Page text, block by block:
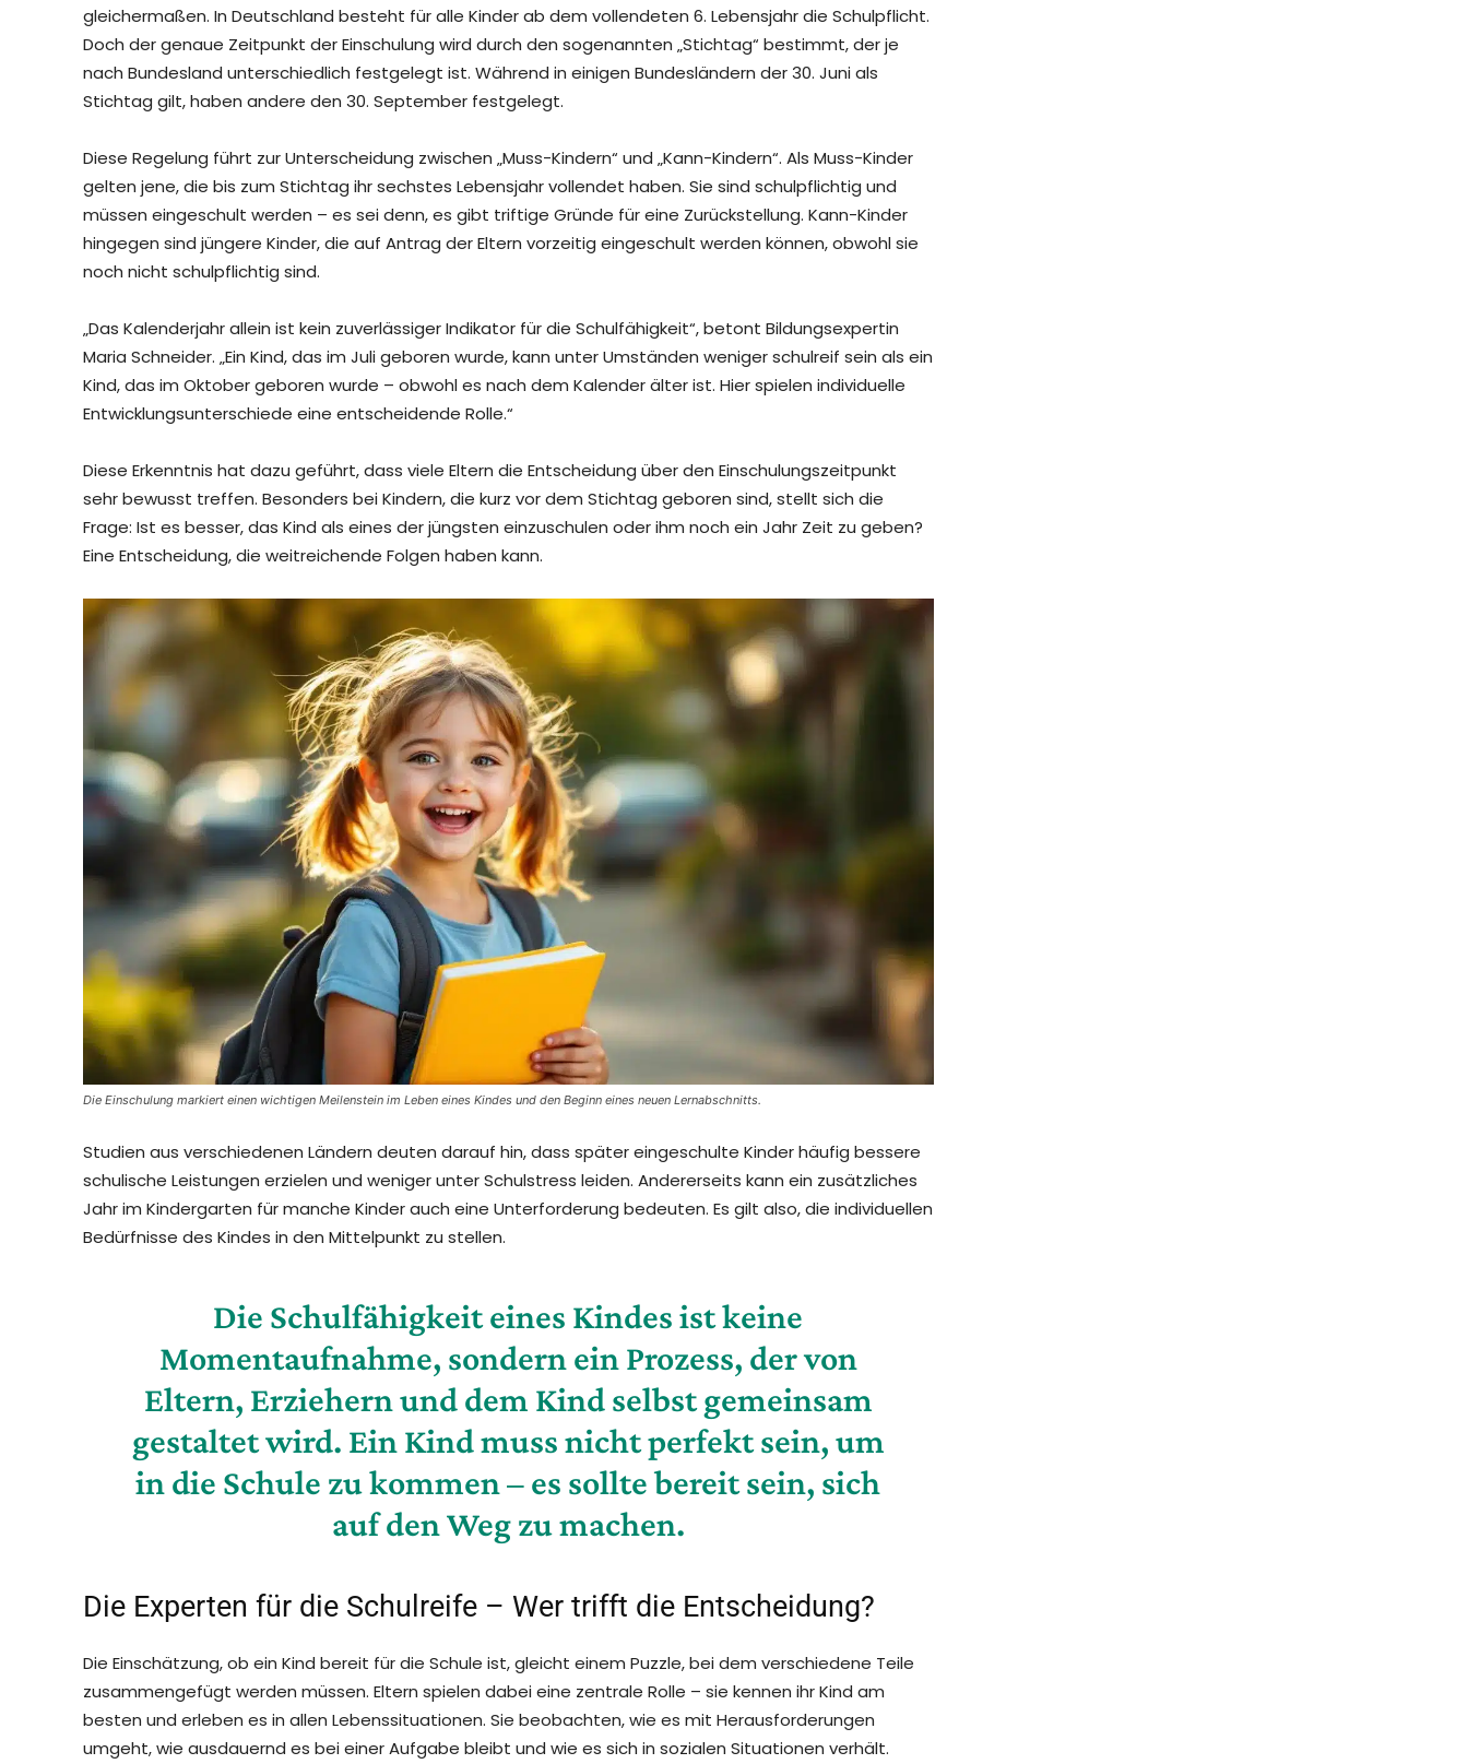
gleichermaßen. In Deutschland besteht für alle Kinder ab dem vollendeten 6. Lebensjahr die Schulpflicht.
Doch der genaue Zeitpunkt der Einschulung wird durch den sogenannten „Stichtag“ bestimmt, der je
nach Bundesland unterschiedlich festgelegt ist. Während in einigen Bundesländern der 30. Juni als
Stichtag gilt, haben andere den 30. September festgelegt.
Diese Regelung führt zur Unterscheidung zwischen „Muss-Kindern“ und „Kann-Kindern“. Als Muss-Kinder
gelten jene, die bis zum Stichtag ihr sechstes Lebensjahr vollendet haben. Sie sind schulpflichtig und
müssen eingeschult werden – es sei denn, es gibt triftige Gründe für eine Zurückstellung. Kann-Kinder
hingegen sind jüngere Kinder, die auf Antrag der Eltern vorzeitig eingeschult werden können, obwohl sie
noch nicht schulpflichtig sind.
„Das Kalenderjahr allein ist kein zuverlässiger Indikator für die Schulfähigkeit“, betont Bildungsexpertin
Maria Schneider. „Ein Kind, das im Juli geboren wurde, kann unter Umständen weniger schulreif sein als ein
Kind, das im Oktober geboren wurde – obwohl es nach dem Kalender älter ist. Hier spielen individuelle
Entwicklungsunterschiede eine entscheidende Rolle.“
Diese Erkenntnis hat dazu geführt, dass viele Eltern die Entscheidung über den Einschulungszeitpunkt
sehr bewusst treffen. Besonders bei Kindern, die kurz vor dem Stichtag geboren sind, stellt sich die
Frage: Ist es besser, das Kind als eines der jüngsten einzuschulen oder ihm noch ein Jahr Zeit zu geben?
Eine Entscheidung, die weitreichende Folgen haben kann.
Die Einschulung markiert einen wichtigen Meilenstein im Leben eines Kindes und den Beginn eines neuen Lernabschnitts.
Studien aus verschiedenen Ländern deuten darauf hin, dass später eingeschulte Kinder häufig bessere
schulische Leistungen erzielen und weniger unter Schulstress leiden. Andererseits kann ein zusätzliches
Jahr im Kindergarten für manche Kinder auch eine Unterforderung bedeuten. Es gilt also, die individuellen
Bedürfnisse des Kindes in den Mittelpunkt zu stellen.
Die Schulfähigkeit eines Kindes ist keine
Momentaufnahme, sondern ein Prozess, der von
Eltern, Erziehern und dem Kind selbst gemeinsam
gestaltet wird. Ein Kind muss nicht perfekt sein, um
in die Schule zu kommen – es sollte bereit sein, sich
auf den Weg zu machen.
Die Experten für die Schulreife – Wer trifft die Entscheidung?
Die Einschätzung, ob ein Kind bereit für die Schule ist, gleicht einem Puzzle, bei dem verschiedene Teile
zusammengefügt werden müssen. Eltern spielen dabei eine zentrale Rolle – sie kennen ihr Kind am
besten und erleben es in allen Lebenssituationen. Sie beobachten, wie es mit Herausforderungen
umgeht, wie ausdauernd es bei einer Aufgabe bleibt und wie es sich in sozialen Situationen verhält.